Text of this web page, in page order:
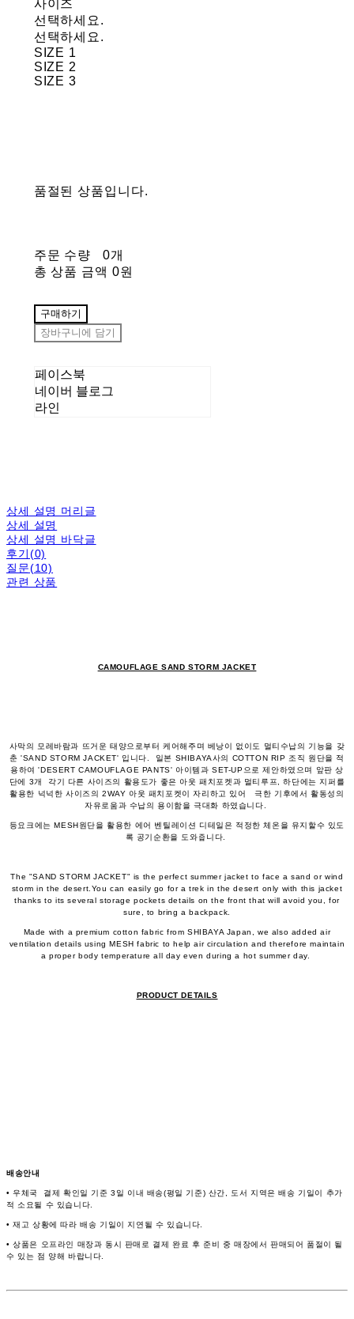
사이즈
선택하세요.
선택하세요.
SIZE 1
SIZE 2
SIZE 3
품절된 상품입니다.
주문 수량
0개
총 상품 금액 0원
구매하기
장바구니에 담기
페이스북
네이버 블로그
라인
상세 설명 머리글
상세 설명
상세 설명 바닥글
후기(0)
질문(10)
관련 상품
CAMOUFLAGE SAND STORM JACKET
사막의 모레바람과 뜨거운 태양으로부터 케어해주며 베낭이 없이도 멀티수납의 기능을 갖
춘 'SAND STORM JACKET' 입니다. 일본 SHIBAYA사의 COTTON RIP 조직 원단을 적
용하여 'DESERT CAMOUFLAGE PANTS' 아이템과 SET-UP으로 제안하였으며 앞판 상
단에 3개 각기 다른 사이즈의 활용도가 좋은 아웃 패치포켓과 멀티루프, 하단에는 지퍼를
활용한 넉넉한 사이즈의 2WAY 아웃 패치포켓이 자리하고 있어 극한 기후에서 활동성의
자유로움과 수납의 용이함을 극대화 하였습니다.
등요크에는 MESH원단을 활용한 에어 벤틸레이션 디테일은 적정한 체온을 유지할수 있도
록 공기순환을 도와줍니다.
The "SAND STORM JACKET" is the perfect summer jacket to face a sand or wind
storm in the desert.You can easily go for a trek in the desert only with this jacket
thanks to its several storage pockets details on the front that will avoid you, for
sure, to bring a backpack.
Made with a premium cotton fabric from SHIBAYA Japan, we also added air
ventilation details using MESH fabric to help air circulation and therefore maintain
a proper body temperature all day even during a hot summer day.
PRODUCT DETAILS
배송안내
• 우체국 결제 확인일 기준 3일 이내 배송(평일 기준) 산간, 도서 지역은 배송 기일이 추가
적 소요될 수 있습니다.
• 재고 상황에 따라 배송 기일이 지연될 수 있습니다.
• 상품은 오프라인 매장과 동시 판매로 결제 완료 후 준비 중 매장에서 판매되어 품절이 될
수 있는 점 양해 바랍니다.